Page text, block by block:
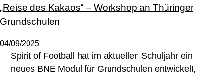
„Reise des Kakaos“ – Workshop an Thüringer
Grundschulen
04/09/2025
Spirit of Football hat im aktuellen Schuljahr ein
neues BNE Modul für Grundschulen entwickelt,